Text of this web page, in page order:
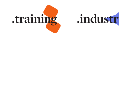
.training